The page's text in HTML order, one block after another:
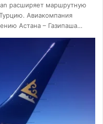
расширяет маршрутную
Авиакомпания
Астана – Газипаша…